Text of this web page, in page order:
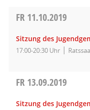
FR 11.10.2019
Sitzung des
17:00-20:30 Uhr
FR 13.09.2019
Sitzung des